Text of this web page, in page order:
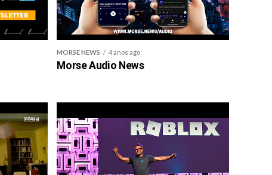
MORSE NEWS 4 anos ago
Morse Audio News